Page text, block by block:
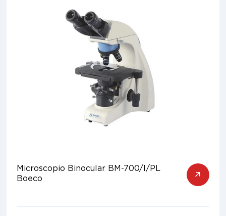
Microscopio Binocular BM-700/I/PL
Boeco